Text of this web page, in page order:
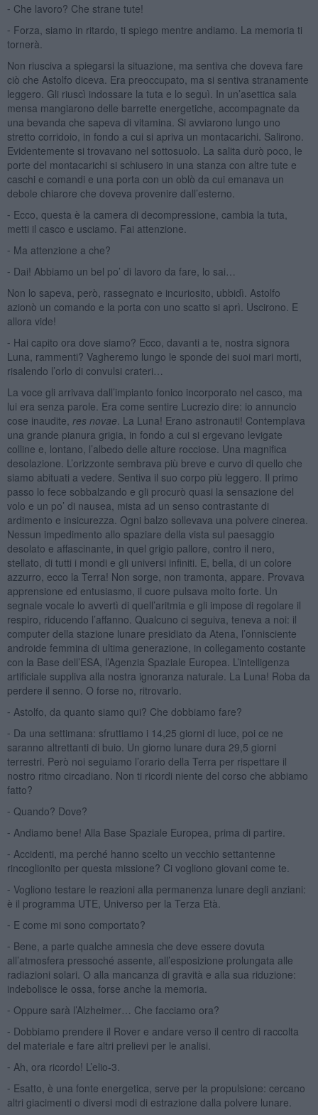
⁃ Che lavoro? Che strane tute!
⁃ Forza, siamo in ritardo, ti spiego mentre andiamo. La memoria ti
tornerà.
Non riusciva a spiegarsi la situazione, ma sentiva che doveva fare
ciò che Astolfo diceva. Era preoccupato, ma si sentiva stranamente
leggero. Gli riuscì indossare la tuta e lo seguì. In un’asettica sala
mensa mangiarono delle barrette energetiche, accompagnate da
una bevanda che sapeva di vitamina. Si avviarono lungo uno
stretto corridoio, in fondo a cui si apriva un montacarichi. Salirono.
Evidentemente si trovavano nel sottosuolo. La salita durò poco, le
porte del montacarichi si schiusero in una stanza con altre tute e
caschi e comandi e una porta con un oblò da cui emanava un
debole chiarore che doveva provenire dall’esterno.
⁃ Ecco, questa è la camera di decompressione, cambia la tuta,
metti il casco e usciamo. Fai attenzione.
⁃ Ma attenzione a che?
⁃ Dai! Abbiamo un bel po’ di lavoro da fare, lo sai…
Non lo sapeva, però, rassegnato e incuriosito, ubbidì. Astolfo
azionò un comando e la porta con uno scatto si aprì. Uscirono. E
allora vide!
⁃ Hai capito ora dove siamo? Ecco, davanti a te, nostra signora
Luna, rammenti? Vagheremo lungo le sponde dei suoi mari morti,
risalendo l’orlo di convulsi crateri…
La voce gli arrivava dall’impianto fonico incorporato nel casco, ma
lui era senza parole. Era come sentire Lucrezio dire: io annuncio
cose inaudite, res novae . La Luna! Erano astronauti! Contemplava
una grande pianura grigia, in fondo a cui si ergevano levigate
colline e, lontano, l’albedo delle alture rocciose. Una magnifica
desolazione. L’orizzonte sembrava più breve e curvo di quello che
siamo abituati a vedere. Sentiva il suo corpo più leggero. Il primo
passo lo fece sobbalzando e gli procurò quasi la sensazione del
volo e un po’ di nausea, mista ad un senso contrastante di
ardimento e insicurezza. Ogni balzo sollevava una polvere cinerea.
Nessun impedimento allo spaziare della vista sul paesaggio
desolato e affascinante, in quel grigio pallore, contro il nero,
stellato, di tutti i mondi e gli universi infiniti. E, bella, di un colore
azzurro, ecco la Terra! Non sorge, non tramonta, appare. Provava
apprensione ed entusiasmo, il cuore pulsava molto forte. Un
segnale vocale lo avvertì di quell’aritmia e gli impose di regolare il
respiro, riducendo l’affanno. Qualcuno ci seguiva, teneva a noi: il
computer della stazione lunare presidiato da Atena, l’onnisciente
androide femmina di ultima generazione, in collegamento costante
con la Base dell’ESA, l’Agenzia Spaziale Europea. L’intelligenza
artificiale suppliva alla nostra ignoranza naturale. La Luna! Roba da
perdere il senno. O forse no, ritrovarlo.
⁃ Astolfo, da quanto siamo qui? Che dobbiamo fare?
⁃ Da una settimana: sfruttiamo i 14,25 giorni di luce, poi ce ne
saranno altrettanti di buio. Un giorno lunare dura 29,5 giorni
terrestri. Però noi seguiamo l’orario della Terra per rispettare il
nostro ritmo circadiano. Non ti ricordi niente del corso che abbiamo
fatto?
⁃ Quando? Dove?
⁃ Andiamo bene! Alla Base Spaziale Europea, prima di partire.
⁃ Accidenti, ma perché hanno scelto un vecchio settantenne
rincoglionito per questa missione? Ci vogliono giovani come te.
⁃ Vogliono testare le reazioni alla permanenza lunare degli anziani:
è il programma UTE, Universo per la Terza Età.
⁃ E come mi sono comportato?
⁃ Bene, a parte qualche amnesia che deve essere dovuta
all’atmosfera pressoché assente, all’esposizione prolungata alle
radiazioni solari. O alla mancanza di gravità e alla sua riduzione:
indebolisce le ossa, forse anche la memoria.
⁃ Oppure sarà l’Alzheimer… Che facciamo ora?
⁃ Dobbiamo prendere il Rover e andare verso il centro di raccolta
del materiale e fare altri prelievi per le analisi.
⁃ Ah, ora ricordo! L’elio-3.
⁃ Esatto, è una fonte energetica, serve per la propulsione: cercano
altri giacimenti o diversi modi di estrazione dalla polvere lunare.